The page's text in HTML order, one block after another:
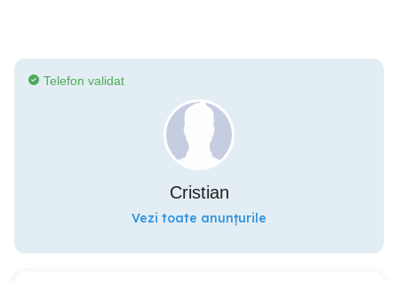
Telefon validat
Cristian
Vezi toate anunțurile